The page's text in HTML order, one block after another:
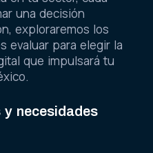
una decisión
exploraremos los
evaluar para elegir la
que impulsará tu
necesidades